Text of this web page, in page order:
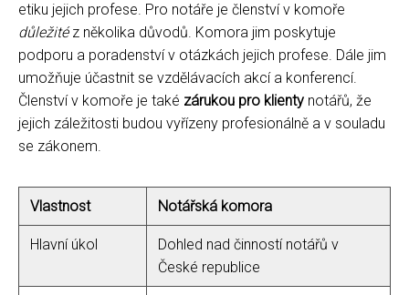
etiku jejich profese. Pro notáře je členství v komoře
důležitéz několika důvodů. Komora jim poskytuje
podporu a poradenství v otázkách jejich profese. Dále jim
umožňuje účastnit se vzdělávacích akcí a konferencí.
Členství v komoře je také zárukou pro klienty notářů, že
jejich záležitosti budou vyřízeny profesionálně a v souladu
se zákonem.
Vlastnost Notářská komora
Hlavní úkol
Dohled nad činností notářů v
České republice